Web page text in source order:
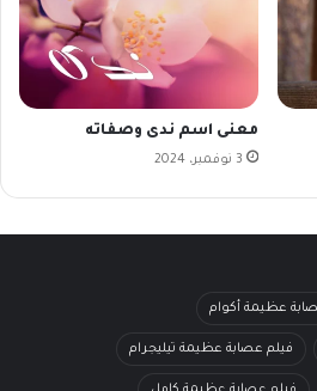
معنى اسم ندى وصفاته
3 نوفمبر، 2024
عظيمة أكوام
فيلم عصابة عظيمة تيليجرام